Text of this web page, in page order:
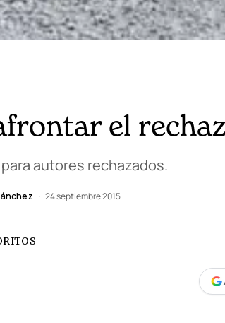
el
autores rechazados.
24 septiembre 2015